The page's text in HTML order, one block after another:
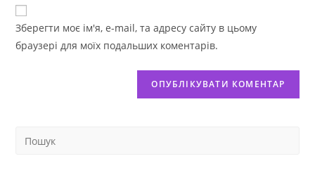
Зберегти моє ім'я, e-mail, та адресу сайту в цьому
браузері для моїх подальших коментарів.